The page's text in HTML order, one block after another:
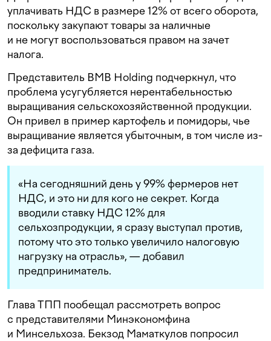
уплачивать НДС в размере 12% от всего оборота,
поскольку закупают товары за наличные
и не могут воспользоваться правом на зачет
налога.
Представитель BMB Holding подчеркнул, что
проблема усугубляется нерентабельностью
выращивания сельскохозяйственной продукции.
Он привел в пример картофель и помидоры, чье
выращивание является убыточным, в том числе из-
за дефицита газа.
«На сегодняшний день у 99% фермеров нет
НДС, и это ни для кого не секрет. Когда
вводили ставку НДС 12% для
сельхозпродукции, я сразу выступал против,
потому что это только увеличило налоговую
нагрузку на отрасль», — добавил
предприниматель.
Глава ТПП пообещал рассмотреть вопрос
с представителями Минэкономфина
и Минсельхоза. Бекзод Маматкулов попросил